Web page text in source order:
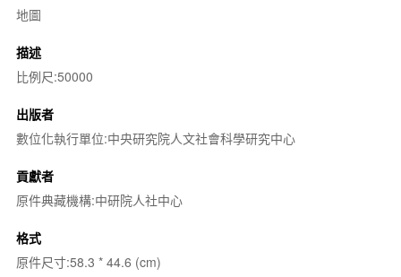
地圖
描述
比例尺:50000
出版者
數位化執行單位:中央研究院人文社會科學研究中心
貢獻者
原件典藏機構:中研院人社中心
格式
原件尺寸:58.3 * 44.6 (cm)